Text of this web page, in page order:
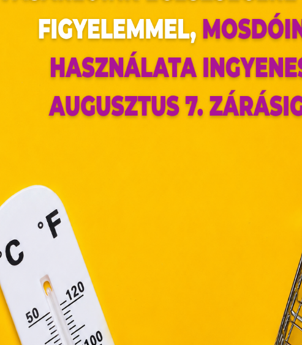
Ez az oldal sütiket használ
Weboldalunkon „cookie"-kat (továbbiakban „süti")
Ezek olyan fájlok, melyek információt tárolnak
elektronikus kereskedelmi szolgáltatások, az
társadalommal összefüggő szolgáltatások egyes
2001. évi CVIII. törvény, valamint az Európai Unió
megfelelően használjuk. Azon weblapoknak, melyek az
országain belül működnek, a „sütik" használatához, és
felhasználó számítógépén vagy egyéb eszközén történő
a felhasználók hozzájárulását kell kérniük.
Módosítom a beállításokat